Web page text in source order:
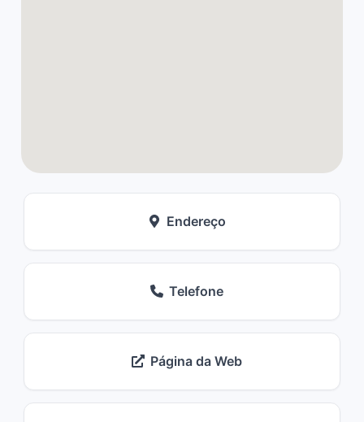
Endereço
Telefone
Página da Web